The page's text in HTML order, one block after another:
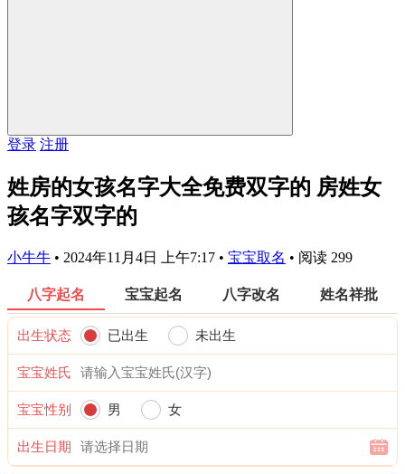
登录 注册
姓房的女孩名字大全免费双字的 房姓女
孩名字双字的
小牛牛 • 2024年11月4日 上午7:17 • 宝宝取名 • 阅读 299
八字起名 宝宝起名 八字改名 姓名祥批
出生状态 已出生 未出生
宝宝姓氏
宝宝性别 男 女
出生日期